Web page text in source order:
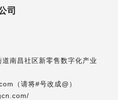
司
南昌社区新零售数字化产业
（请将#号改成@）